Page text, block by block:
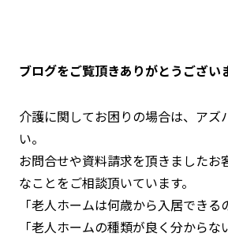
ブログをご覧頂きありがとうござい
介護に関してお困りの場合は、アズ
い。
お問合せや資料請求を頂きましたお
なことをご相談頂いています。
「老人ホームは何歳から入居できる
「老人ホームの種類が良く分からな